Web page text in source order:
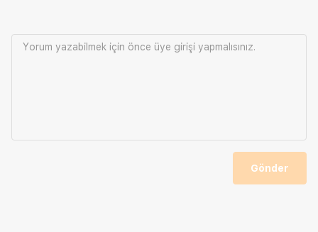
Yorum yazabilmek için önce üye girişi yapmalısınız.
Gönder